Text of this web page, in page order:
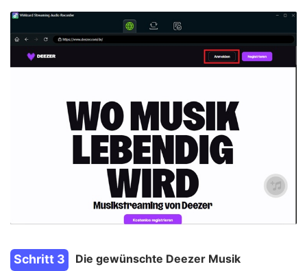
Schritt 3
Die gewünschte Deezer Musik